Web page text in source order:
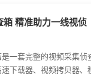
箱 精准助力一线视侦
一套完整的视频采集侦
下载器、视频拷贝器、